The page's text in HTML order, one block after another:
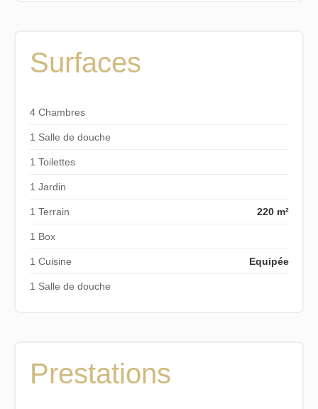
Surfaces
4 Chambres
1 Salle de douche
1 Toilettes
1 Jardin
1 Terrain 220 m²
1 Box
1 Cuisine Equipée
1 Salle de douche
Prestations